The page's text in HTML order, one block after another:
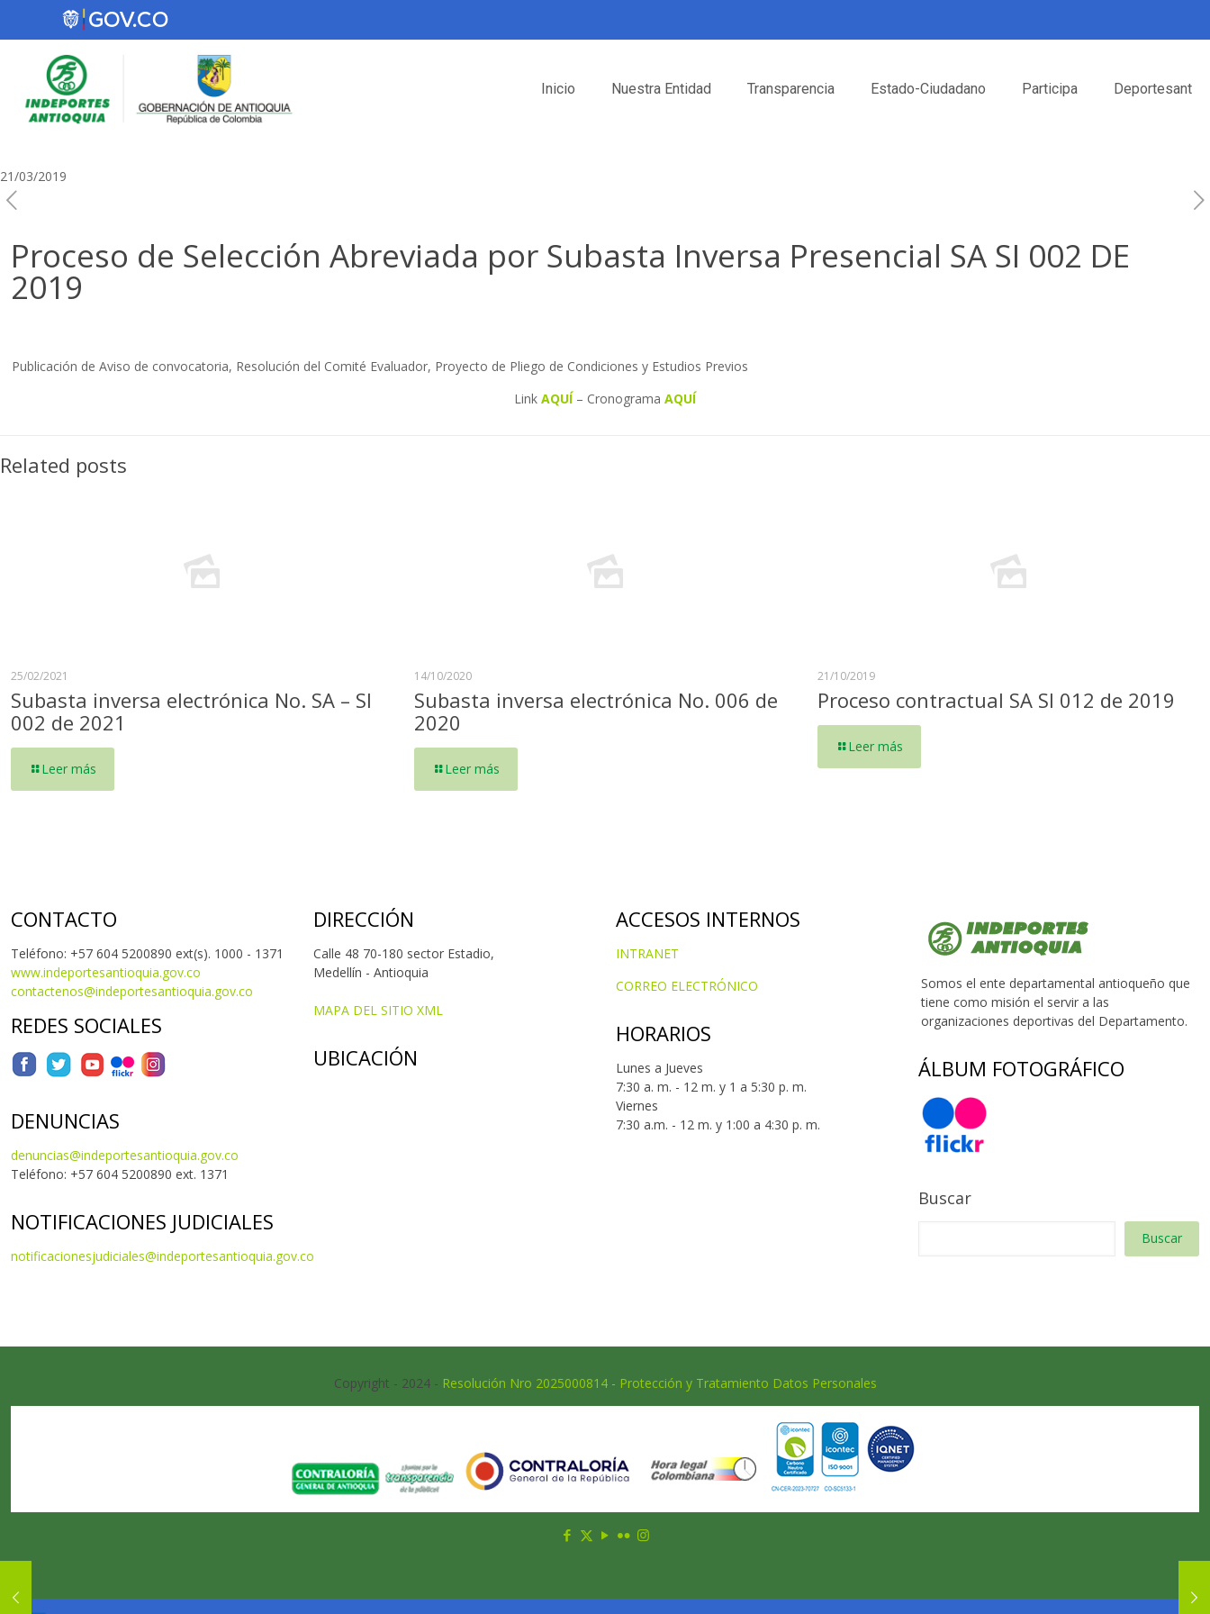
Inicio Nuestra Entidad Transparencia Estado-Ciudadano Participa Deportesant
21/03/2019
Proceso de Selección Abreviada por Subasta Inversa Presencial SA SI 002 DE
2019
Publicación de Aviso de convocatoria, Resolución del Comité Evaluador, Proyecto de Pliego de Condiciones y Estudios Previos
Link AQUÍ– Cronograma AQUÍ
Related posts
25/02/2021
Subasta inversa electrónica No. SA – SI
002 de 2021
Leer más
14/10/2020
Subasta inversa electrónica No. 006 de
2020
Leer más
21/10/2019
Proceso contractual SA SI 012 de 2019
Leer más
CONTACTO
Teléfono: +57 604 5200890 ext(s). 1000 - 1371
www.indeportesantioquia.gov.co
contactenos@indeportesantioquia.gov.co
REDES SOCIALES
DENUNCIAS
denuncias@indeportesantioquia.gov.co
Teléfono: +57 604 5200890 ext. 1371
NOTIFICACIONES JUDICIALES
notificacionesjudiciales@indeportesantioquia.gov.co
DIRECCIÓN
Calle 48 70-180 sector Estadio,
Medellín - Antioquia
MAPA DEL SITIO XML
UBICACIÓN
ACCESOS INTERNOS
INTRANET
CORREO ELECTRÓNICO
HORARIOS
Lunes a Jueves
7:30 a. m. - 12 m. y 1 a 5:30 p. m.
Viernes
7:30 a.m. - 12 m. y 1:00 a 4:30 p. m.
Somos el ente departamental antioqueño que
tiene como misión el servir a las
organizaciones deportivas del Departamento.
ÁLBUM FOTOGRÁFICO
Buscar
Buscar
Copyright - 2024 - Resolución Nro 2025000814 - Protección y Tratamiento Datos Personales